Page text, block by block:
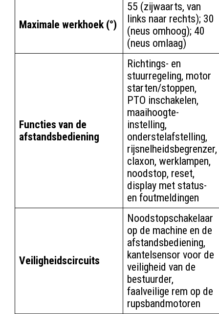
Maximale werkhoek (°)
55 (zijwaarts, van
links naar rechts); 30
(neus omhoog); 40
(neus omlaag)
Functies van de
afstandsbediening
Richtings- en
stuurregeling, motor
starten/stoppen,
PTO inschakelen,
maaihoogte-
instelling,
onderstelafstelling,
rijsnelheidsbegrenzer,
claxon, werklampen,
noodstop, reset,
display met status-
en foutmeldingen
Veiligheidscircuits
Noodstopschakelaar
op de machine en de
afstandsbediening,
kantelsensor voor de
veiligheid van de
bestuurder,
faalveilige rem op de
rupsbandmotoren